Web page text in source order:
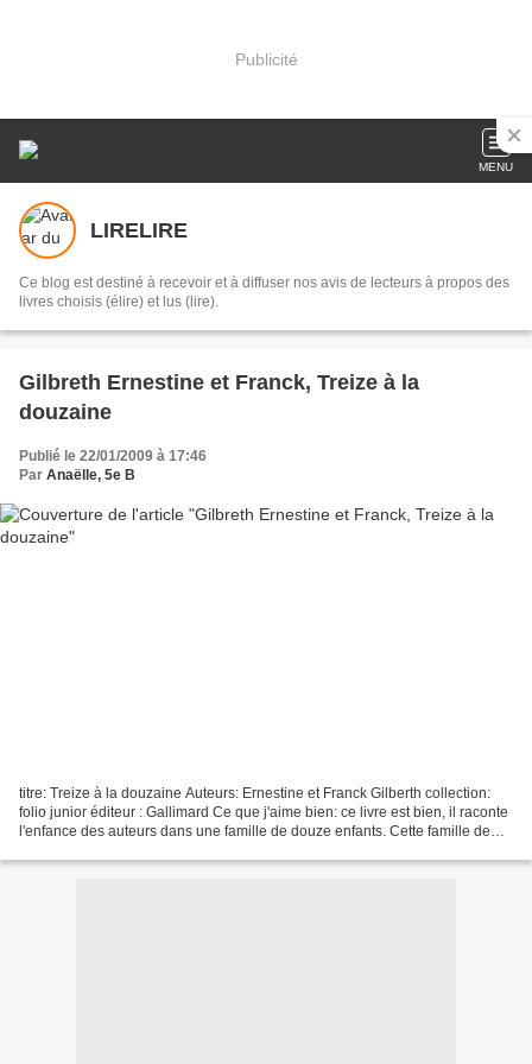
Publicité
MENU
LIRELIRE
Ce blog est destiné à recevoir et à diffuser nos avis de lecteurs à propos des
livres choisis (élire) et lus (lire).
Gilbreth Ernestine et Franck, Treize à la
douzaine
Publié le 22/01/2009 à 17:46
Par Anaëlle, 5e B
titre: Treize à la douzaine Auteurs: Ernestine et Franck Gilberth collection:
folio junior éditeur : Gallimard Ce que j'aime bien: ce livre est bien, il raconte
l'enfance des auteurs dans une famille de douze enfants. Cette famille de